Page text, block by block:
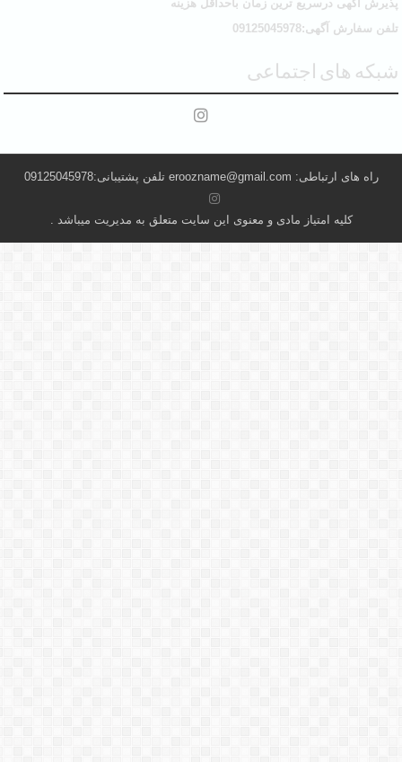
پذیرش آگهی درسریع ترین زمان باحداقل هزینه
تلفن سفارش آگهی:09125045978
شبکه های اجتماعی
راه های ارتباطی: eroozname@gmail.com تلفن پشتیبانی:09125045978
کلیه امتیاز مادی و معنوی این سایت متعلق به مدیریت میباشد .